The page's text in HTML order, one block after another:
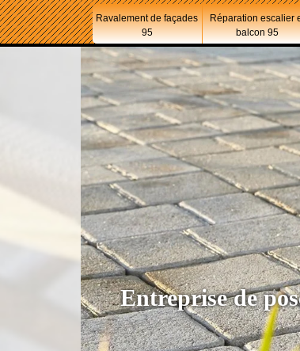
Ravalement de façades
95
Réparation escalier
balcon 95
Entreprise de